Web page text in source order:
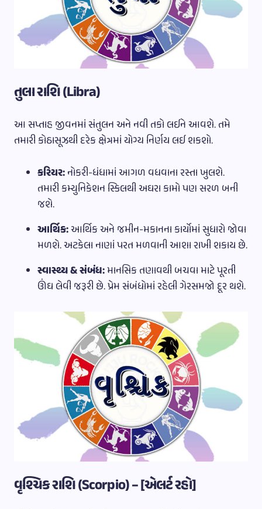
તુલા રાશિ (Libra)
આ સપ્તાહ જીવનમાં સંતુલન અને નવી તકો લઈને આવશે. તમે
તમારી કોઠાસૂઝથી દરેક ક્ષેત્રમાં યોગ્ય નિર્ણય લઈ શકશો.
કરિયર:નોકરી-ધંધામાં આગળ વધવાના રસ્તા ખુલશે.
તમારી કમ્યુનિકેશન સ્કિલથી અઘરા કામો પણ સરળ બની
જશે.
આર્થિક:આર્થિક અને જમીન-મકાનના કાર્યોમાં સુધારો જોવા
મળશે. અટકેલા નાણાં પરત મળવાની આશા રાખી શકાય છે.
સ્વાસ્થ્ય & સંબંધ:માનસિક તણાવથી બચવા માટે પૂરતી
ઊંઘ લેવી જરૂરી છે. પ્રેમ સંબંધોમાં રહેલી ગેરસમજો દૂર થશે.
વૃશ્ચિક રાશિ (Scorpio) – [એલર્ટ રહો]